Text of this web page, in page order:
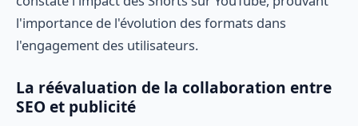
l'importance de l'évolution des formats dans
l'engagement des utilisateurs.
La réévaluation de la collaboration entre
SEO et publicité